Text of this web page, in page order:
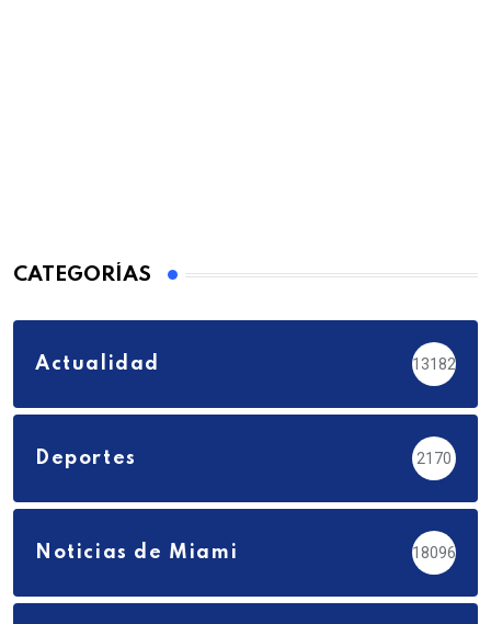
CATEGORÍAS
Actualidad 13182
Deportes 2170
Noticias de Miami 18096